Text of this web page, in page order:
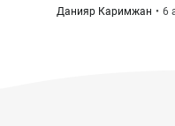
Данияр Каримжан 6